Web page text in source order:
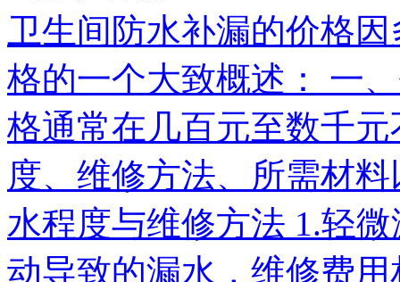
卫生间防水补漏的价格
格的一个大致概述： 一
格通常在几百元至数千
度、维修方法、所需材
水程度与维修方法 1.轻
动导致的漏水，维修费